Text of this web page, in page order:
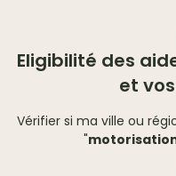
Eligibilité des
et
Vérifier si ma ville ou
"